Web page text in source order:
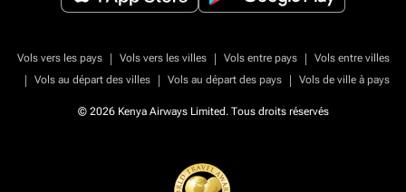
Vols vers les pays | Vols vers les villes | Vols entre pays |
Vols entre villes
|
Vols au départ des villes | Vols au départ des pays | Vols de ville à pays
© 2026 Kenya Airways Limited. Tous droits réservés